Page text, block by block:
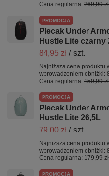
Cena regularna: 269,99 zł
PROMOCJA
Plecak Under
Hustle Lite czarny
84,95 zł / szt.
Najniższa cena produktu
wprowadzeniem obniżki:
Cena regularna: 159,99 zł
PROMOCJA
Plecak Under
Hustle Lite 26,5L
79,00 zł / szt.
Najniższa cena produktu
wprowadzeniem obniżki:
Cena regularna: 179,99 zł
PROMOCJA